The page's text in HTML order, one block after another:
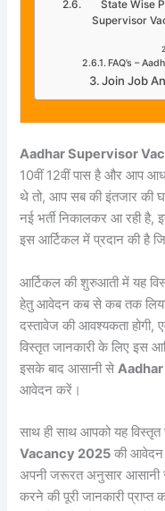
State Wise
Supervisor
FAQ’s –
Join Job
Aadhar Supervisor
10वीं 12वीं पास है और आप
थे तो, आप सब की इंतजार की
नई भर्ती निकालकर आ रही है,
इस आर्टिकल में प्रदान की है
आर्टिकल की शुरुआती में यह
हेतु आवेदन कब से कब तक लिया
दस्तावेज की आवश्यकता
विस्तृत जानकारी के लिए इस
इसके बाद आसानी से
आवेदन करें।
साथ ही साथ आपको यह
Vacancy 2025 की आवेदन
अपनी जरूरत अनुसार
करने की पूरी जानकारी